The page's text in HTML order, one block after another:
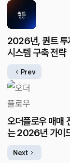
2026년, 퀀트 투
시스템 구축 전략
Prev
오더플로우 매매
는 2026년 가이
Next